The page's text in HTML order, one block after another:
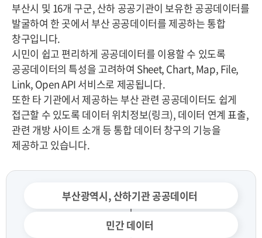
부산시 및 16개 구군, 산하 공공기관이 보유한 공공데이터를
발굴하여 한 곳에서 부산 공공데이터를 제공하는 통합
창구입니다.
시민이 쉽고 편리하게 공공데이터를 이용할 수 있도록
공공데이터의 특성을 고려하여 Sheet, Chart, Map, File,
Link, Open API 서비스로 제공됩니다.
또한 타 기관에서 제공하는 부산 관련 공공데이터도 쉽게
접근할 수 있도록 데이터 위치정보(링크), 데이터 연계 표출,
관련 개방 사이트 소개 등 통합 데이터 창구의 기능을
제공하고 있습니다.
부산광역시, 산하기관 공공데이터
민간 데이터